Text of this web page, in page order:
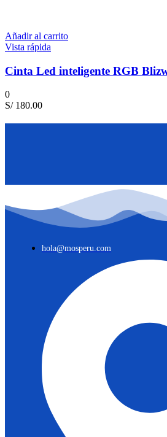
Añadir al carrito
Vista rápida
Cinta Led inteligente RGB
0
S/180.00
hola@mosperu.com